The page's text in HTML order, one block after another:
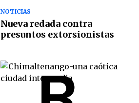
NOTICIAS
Nueva redada contra
presuntos extorsionistas